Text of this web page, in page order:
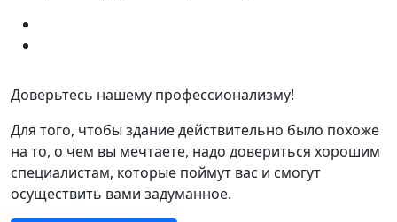
Доверьтесь нашему профессионализму!
Для того, чтобы здание действительно было похоже
на то, о чем вы мечтаете, надо довериться хорошим
специалистам, которые поймут вас и смогут
осуществить вами задуманное.